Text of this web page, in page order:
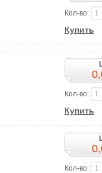
Кол-во:
Купить
Кол-во:
Купить
Кол-во: